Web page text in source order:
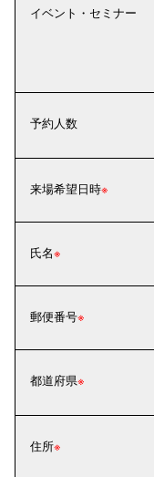
イベント・セミナー
予約人数
来場希望日時
氏名
郵便番号
都道府県
住所